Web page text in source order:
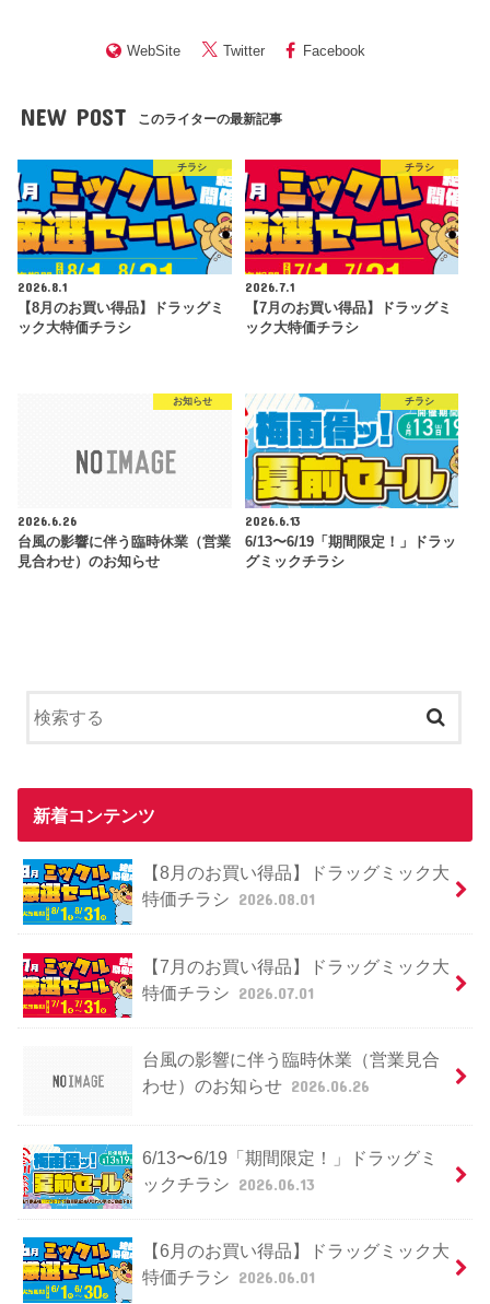
WebSite Twitter Facebook
NEW POST このライターの最新記事
チラシ
2026.8.1
【8月のお買い得品】ドラッグミ
ック大特価チラシ
チラシ
2026.7.1
【7月のお買い得品】ドラッグミ
ック大特価チラシ
お知らせ
2026.6.26
台風の影響に伴う臨時休業（営業
見合わせ）のお知らせ
チラシ
2026.6.13
6/13〜6/19「期間限定！」ドラッ
グミックチラシ
新着コンテンツ
【8月のお買い得品】ドラッグミック大
特価チラシ 2026.08.01
【7月のお買い得品】ドラッグミック大
特価チラシ 2026.07.01
台風の影響に伴う臨時休業（営業見合
わせ）のお知らせ 2026.06.26
6/13〜6/19「期間限定！」ドラッグミ
ックチラシ 2026.06.13
【6月のお買い得品】ドラッグミック大
特価チラシ 2026.06.01